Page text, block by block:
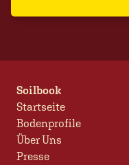
Soilbook
Startseite
Bodenprofile
Über Uns
Presse